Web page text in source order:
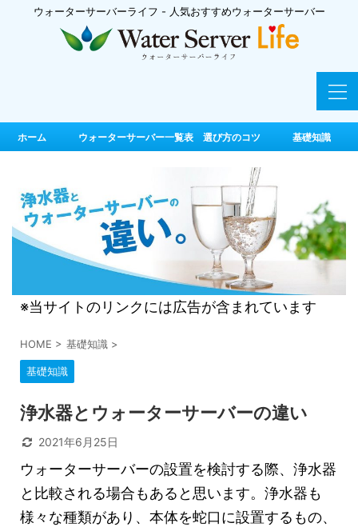
ウォーターサーバーライフ - 人気おすすめウォーターサーバー
ホーム ウォーターサーバー一覧表 選び方のコツ 基礎知識
※当サイトのリンクには広告が含まれています
HOME > 基礎知識 >
基礎知識
浄水器とウォーターサーバーの違い
2021年6月25日
ウォーターサーバーの設置を検討する際、浄水器
と比較される場合もあると思います。浄水器も
様々な種類があり、本体を蛇口に設置するもの、